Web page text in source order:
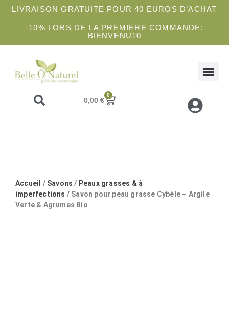
LIVRAISON GRATUITE POUR 40 EUROS D’ACHAT
-10% LORS DE LA PREMIERE COMMANDE:
BIENVENU10
0,00 €
0
Accueil / Savons / Peaux grasses & à
imperfections / Savon pour peau grasse Cybèle – Argile
Verte & Agrumes Bio